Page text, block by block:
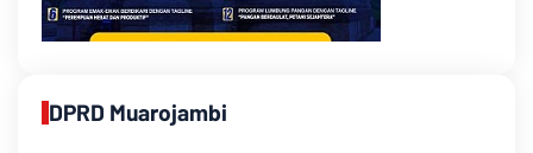
DPRD Muarojambi